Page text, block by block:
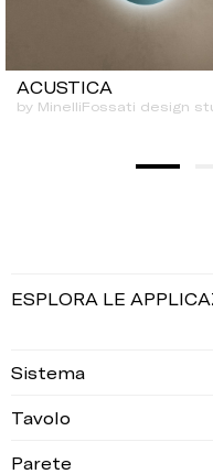
ACUSTICA
by MinelliFossati design
ESPLORA LE
Sistema
Tavolo
Parete